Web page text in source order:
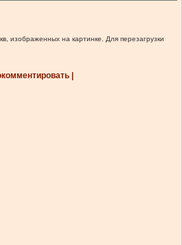
изображенных на картинке. Для перезагрузки
|